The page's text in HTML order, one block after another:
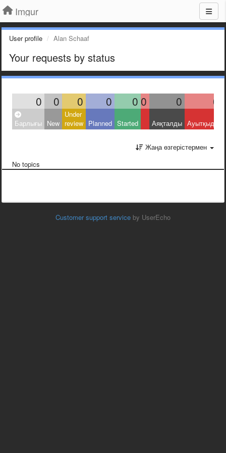
Imgur
User profile Alan Schaaf
Your requests by status
0 0 0 0 0 0 0 0
Барлығы New
Under
review Planned Started Аяқталды Ауытқыды
Жаңа өзгерістермен
No topics
Customer support service by UserEcho